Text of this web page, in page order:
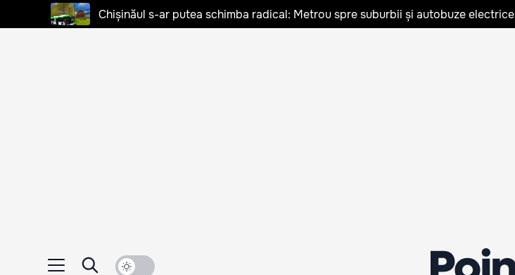
Chișinăul s-ar putea schimba radical: Metrou spre suburbii și autobuze electrice